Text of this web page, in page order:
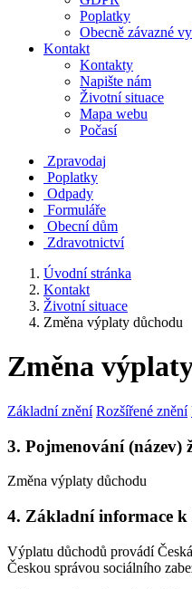
Poplatky
Obecně závazné
Kontakt
Kontakty
Napište nám
Životní situace
Mapa webu
Počasí
Zpravodaj
Poplatky
Odpady
Formuláře
Obecní dům
Zdravotnictví
Úvodní stránka
Kontakt
Životní situace
Změna výplaty důchodu
Změna
Základní znění Rozšířené znění
3. Pojmenování (název)
Změna výplaty důchodu
4. Základní informace k
Výplatu důchodů provádí
Českou správou sociálního